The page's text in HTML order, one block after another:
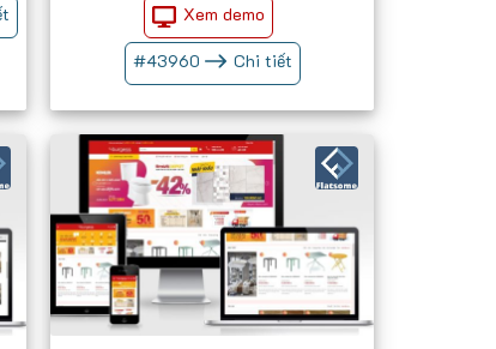
Xem demo
#43960 Chi tiết